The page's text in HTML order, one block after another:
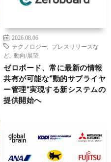
2026.08.06
テクノロジー
プレスリリースな
ど
動向/展望
ゼロボード、常に最新の情報
共有が可能な“動的サプライヤ
ー管理”実現する新システムの
提供開始へ